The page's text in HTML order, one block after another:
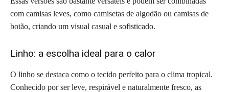
com camisas leves, como camisetas de algodão ou camisas de
botão, criando um visual casual e sofisticado.
Linho: a escolha ideal para o calor
O linho se destaca como o tecido perfeito para o clima tropical.
Conhecido por ser leve, respirável e naturalmente fresco, as